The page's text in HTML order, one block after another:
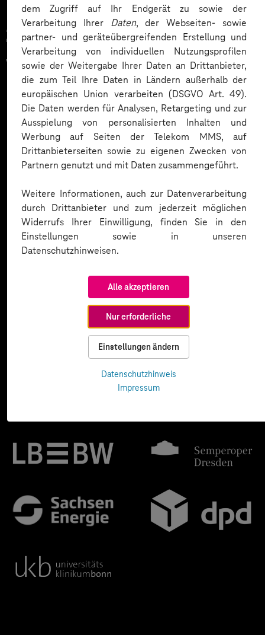
dem Zugriff auf Ihr Endgerät zu sowie der
Verarbeitung Ihrer Daten, der Webseiten- sowie
partner- und geräteübergreifenden Erstellung und
Verarbeitung von individuellen Nutzungsprofilen
sowie der Weitergabe Ihrer Daten an Drittanbieter,
die zum Teil Ihre Daten in Ländern außerhalb der
europäischen Union verarbeiten (DSGVO Art. 49).
Die Daten werden für Analysen, Retargeting und zur
Ausspielung von personalisierten Inhalten und
Werbung auf Seiten der Telekom MMS, auf
Drittanbieterseiten sowie zu eigenen Zwecken von
Partnern genutzt und mit Daten zusammengeführt.
Weitere Informationen, auch zur Datenverarbeitung
durch Drittanbieter und zum jederzeit möglichen
Widerrufs Ihrer Einwilligung, finden Sie in den
Einstellungen sowie in unseren
Datenschutzhinweisen.
Alle akzeptieren
Nur erforderliche
Einstellungen ändern
Datenschutzhinweis
Impressum
Zahlreiche Unternehmen
vertrauen auf unsere
Expertise. Hier eine Auswahl: